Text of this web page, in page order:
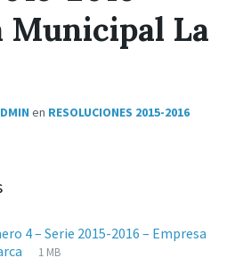
Municipal La
en RESOLUCIONES 2015-2016
4 – Serie 2015-2016 – Empresa
Extensiones
pdf
Tamaño
1 MB